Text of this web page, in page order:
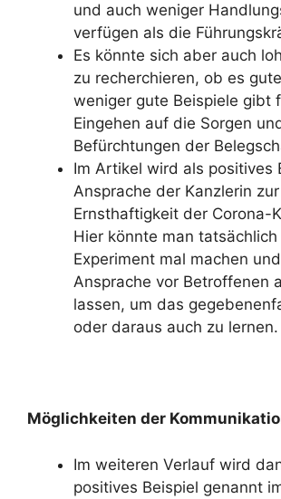
und auch weniger
verfügen als die
Es könnte sich aber auch
zu recherchieren, ob es
weniger gute Beispiele gibt
Eingehen auf die Sorgen
Befürchtungen der
Im Artikel wird als positives
Ansprache der Kanzlerin zur
Ernsthaftigkeit der Corona-
Hier könnte man tatsächlich
Experiment mal machen
Ansprache vor Betroffenen
lassen, um das
oder daraus auch zu lernen.
Möglichkeiten der
Im weiteren Verlauf wird
positives Beispiel genannt